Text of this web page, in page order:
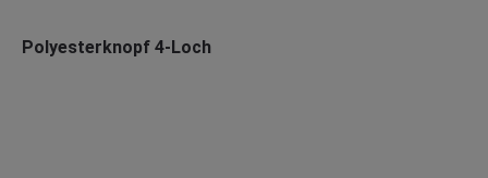
Polyesterknopf 4-Loch